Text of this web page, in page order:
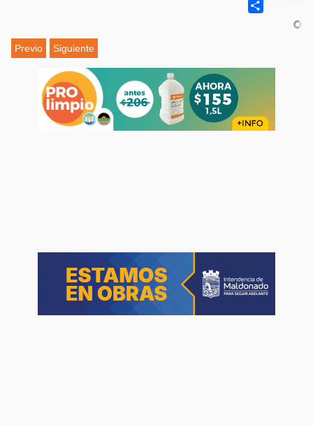
Previo Siguiente